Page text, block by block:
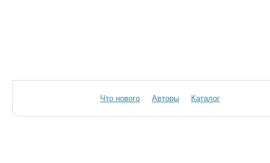
Что нового Авторы Каталог